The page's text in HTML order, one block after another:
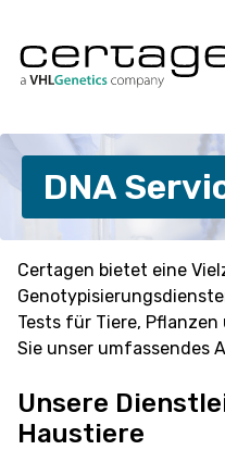
springen
DNA
Certagen bietet eine
Tests für Tiere,
Sie unser umfassendes
Unsere
Haustiere